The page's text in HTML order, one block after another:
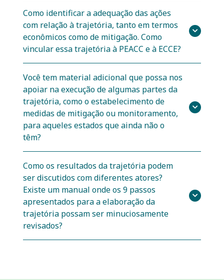
Como identificar a adequação das ações
com relação à trajetória, tanto em termos
econômicos como de mitigação. Como
vincular essa trajetória à PEACC e à ECCE?
Você tem material adicional que possa nos
apoiar na execução de algumas partes da
trajetória, como o estabelecimento de
medidas de mitigação ou monitoramento,
para aqueles estados que ainda não o
têm?
Como os resultados da trajetória podem
ser discutidos com diferentes atores?
Existe um manual onde os 9 passos
apresentados para a elaboração da
trajetória possam ser minuciosamente
revisados?